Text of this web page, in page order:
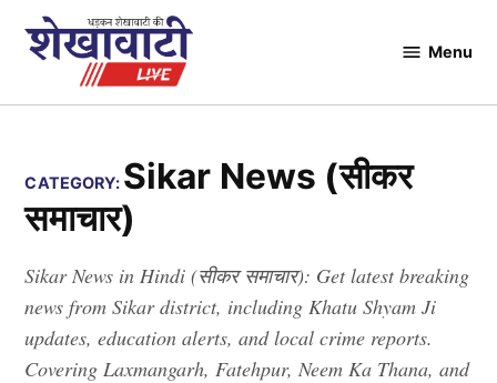
Menu
CATEGORY: Sikar News (सीकर
समाचार)
Sikar News in Hindi (सीकर समाचार): Get latest breaking
news from Sikar district, including Khatu Shyam Ji
updates, education alerts, and local crime reports.
Covering Laxmangarh, Fatehpur, Neem Ka Thana, and